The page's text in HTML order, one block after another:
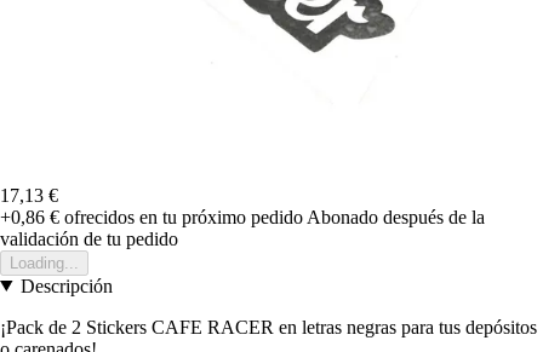
17,13 €
+0,86 € ofrecidos en tu próximo pedido Abonado después de la
validación de tu pedido
Loading...
Descripción
¡Pack de 2 Stickers CAFE RACER en letras negras para tus depósitos